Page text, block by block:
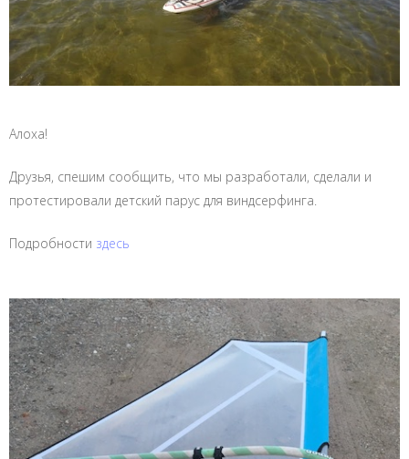
Алоха!
Друзья, спешим сообщить, что мы разработали, сделали и
протестировали детский парус для виндсерфинга.
Подробности здесь